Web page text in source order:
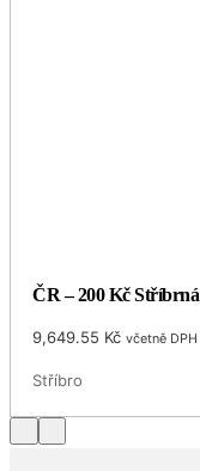
ČR – 200 Kč
9,649.55 Kč včetně DPH
Stříbro